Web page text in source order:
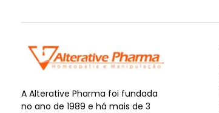
A Alterative Pharma foi fundada
no ano de 1989 e há mais de 3